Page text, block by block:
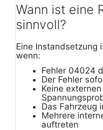
Wann ist eine
sinnvoll?
Eine Instandsetzung
wenn:
Fehler 04024
Der Fehler
Keine
Das Fahrzeug
Mehrere
auftreten